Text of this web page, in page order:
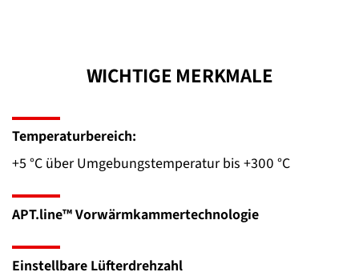
WICHTIGE MERKMALE
Temperaturbereich:
+5 °C über Umgebungstemperatur bis +300 °C
APT.line™ Vorwärmkammertechnologie
Einstellbare Lüfterdrehzahl